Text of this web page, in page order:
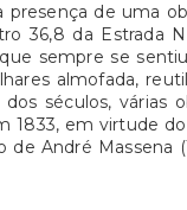
de uma
36,8 da Estrada
sempre se
almofada,
séculos, várias
1833, em virtude
de André